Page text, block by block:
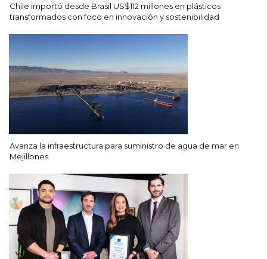
Chile importó desde Brasil US$112 millones en plásticos
transformados con foco en innovación y sostenibilidad
Avanza la infraestructura para suministro de agua de mar en
Mejillones